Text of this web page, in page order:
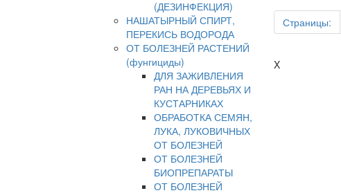
(ДЕЗИНФЕКЦИЯ)
НАШАТЫРНЫЙ СПИРТ,
ПЕРЕКИСЬ ВОДОРОДА
ОТ БОЛЕЗНЕЙ РАСТЕНИЙ
(фунгициды)
ДЛЯ ЗАЖИВЛЕНИЯ
РАН НА ДЕРЕВЬЯХ И
КУСТАРНИКАХ
ОБРАБОТКА СЕМЯН,
ЛУКА, ЛУКОВИЧНЫХ
ОТ БОЛЕЗНЕЙ
ОТ БОЛЕЗНЕЙ
БИОПРЕПАРАТЫ
ОТ БОЛЕЗНЕЙ
Страницы:
X